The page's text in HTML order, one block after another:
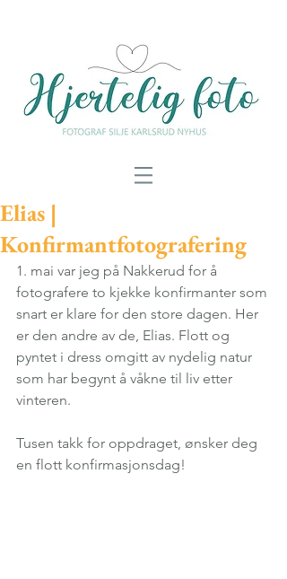
Elias |
Konfirmantfotografering
1. mai var jeg på Nakkerud for å
fotografere to kjekke konfirmanter som
snart er klare for den store dagen. Her
er den andre av de, Elias. Flott og
pyntet i dress omgitt av nydelig natur
som har begynt å våkne til liv etter
vinteren.
Tusen takk for oppdraget, ønsker deg
en flott konfirmasjonsdag!